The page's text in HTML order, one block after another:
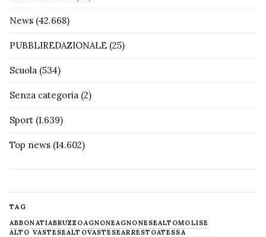
News (42.668)
PUBBLIREDAZIONALE (25)
Scuola (534)
Senza categoria (2)
Sport (1.639)
Top news (14.602)
TAG
ABBONATIABRUZZOAGNONEAGNONESEALTOMOLISE
ALTO VASTESEALTOVASTESEARRESTOATESSA